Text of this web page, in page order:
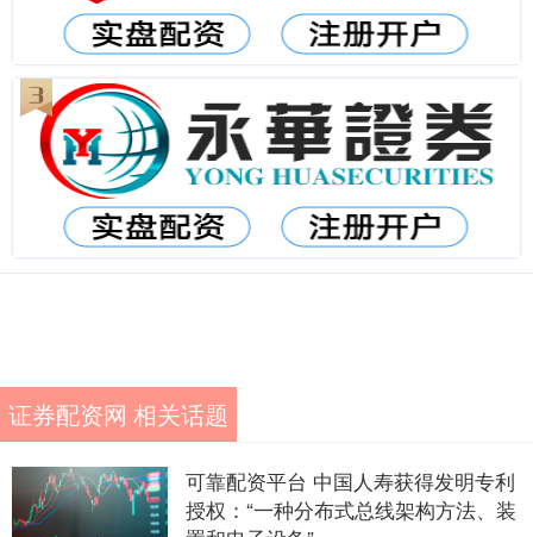
证券配资网 相关话题
可靠配资平台 中国人寿获得发明专利
授权：“一种分布式总线架构方法、装